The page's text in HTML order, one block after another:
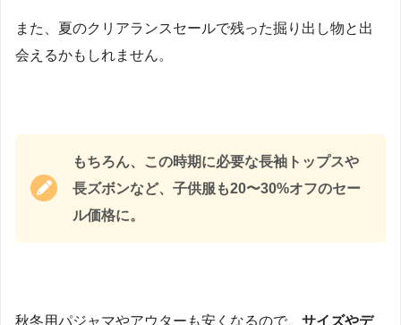
また、夏のクリアランスセールで残った掘り出し物と出
会えるかもしれません。
もちろん、この時期に必要な長袖トップスや
長ズボンなど、子供服も20〜30%オフのセー
ル価格に。
秋冬用パジャマやアウターも安くなるので、 サイズやデ